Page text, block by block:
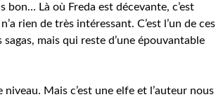
bon… Là où Freda est décevante, c’est
rien de très intéressant. C’est l’un de ces
mais qui reste d’une épouvantable
Mais c’est une elfe et l’auteur nous